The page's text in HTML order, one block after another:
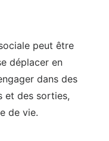
peut être
déplacer en
dans des
et des sorties,
de vie.